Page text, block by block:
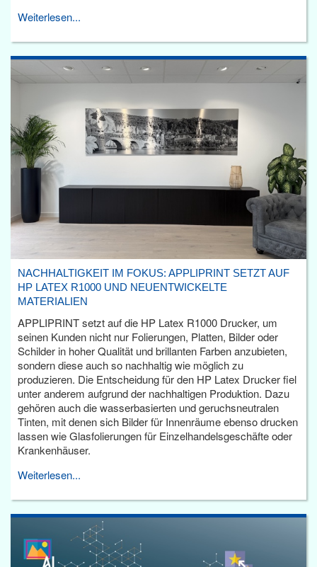
Weiterlesen...
NACHHALTIGKEIT IM FOKUS: APPLIPRINT SETZT AUF
HP LATEX R1000 UND NEUENTWICKELTE
MATERIALIEN
APPLIPRINT setzt auf die HP Latex R1000 Drucker, um
seinen Kunden nicht nur Folierungen, Platten, Bilder oder
Schilder in hoher Qualität und brillanten Farben anzubieten,
sondern diese auch so nachhaltig wie möglich zu
produzieren. Die Entscheidung für den HP Latex Drucker fiel
unter anderem aufgrund der nachhaltigen Produktion. Dazu
gehören auch die wasserbasierten und geruchsneutralen
Tinten, mit denen sich Bilder für Innenräume ebenso drucken
lassen wie Glasfolierungen für Einzelhandelsgeschäfte oder
Krankenhäuser.
Weiterlesen...